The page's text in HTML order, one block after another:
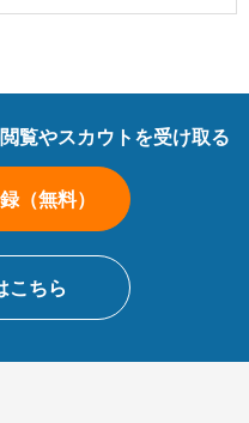
覧やスカウトを受け取る
（無料）
こちら